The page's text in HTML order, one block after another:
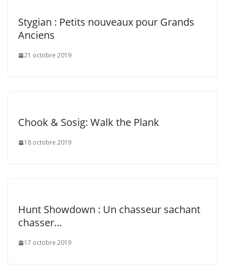
Stygian : Petits nouveaux pour Grands
Anciens
21 octobre 2019
Chook & Sosig: Walk the Plank
18 octobre 2019
Hunt Showdown : Un chasseur sachant
chasser…
17 octobre 2019